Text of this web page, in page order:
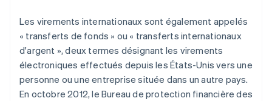
Les virements internationaux sont également appelés
« transferts de fonds » ou « transferts internationaux
d'argent », deux termes désignant les virements
électroniques effectués depuis les États-Unis vers une
personne ou une entreprise située dans un autre pays.
En octobre 2012, le Bureau de protection financière des